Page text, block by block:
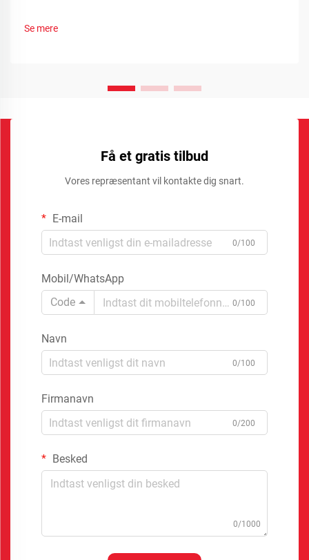
Se mere
Få et gratis tilbud
Vores repræsentant vil kontakte dig snart.
E-mail
0/100
Mobil/WhatsApp
Code
0/100
Navn
0/100
Firmanavn
0/200
Besked
0/1000